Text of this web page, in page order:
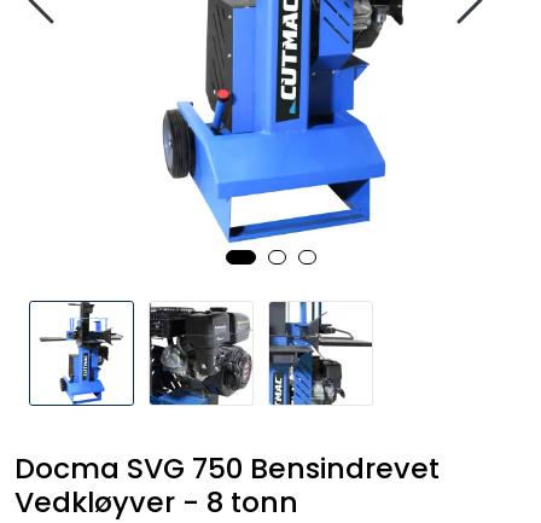
Docma SVG 750 Bensindrevet
Vedkløyver - 8 tonn
Tilbehør
Ryggsprøyte
Elektriske Maskiner
Kampanje